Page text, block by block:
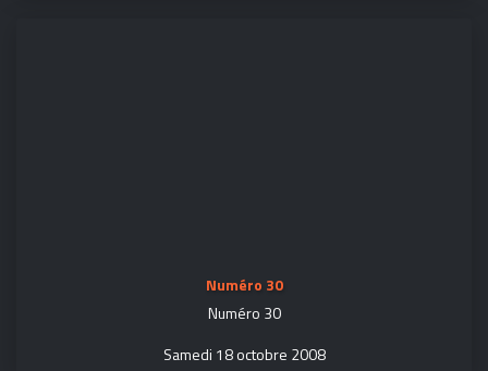
Numéro 30
Numéro 30
Samedi 18 octobre 2008